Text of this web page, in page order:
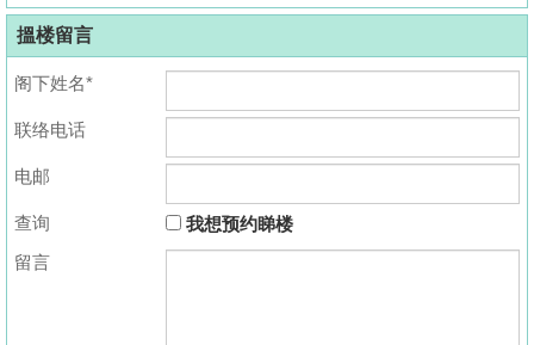
地
产
闻
数
据
布
搵楼留言
阁下姓名*
联络电话
电邮
查询
我想预约睇楼
留言